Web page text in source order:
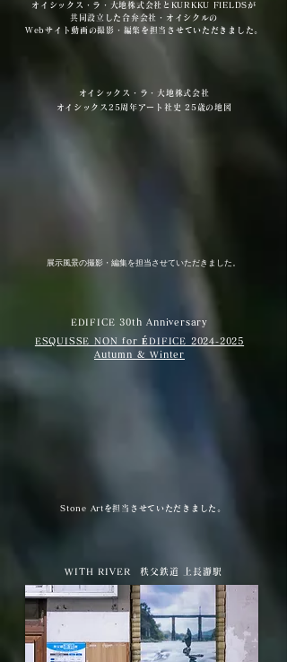
オイシックス・ラ・大地株式会社とKURKKU FIELDSが
共同設立した合弁会社・オイシクルの
Webサイト動画の撮影・編集を担当させていただきました。
オイシックス・ラ・大地株式会社
オイシックス25周年アート社史 25歳の地図
展示風景の撮影・編集を担当させていただきました。
EDIFICE 30th Anniversary
ESQUISSE NON for ÉDIFICE 2024-2025
Autumn & Winter
Stone Artを担当させていただきました。
WITH RIVER 秩父鉄道 上長瀞駅